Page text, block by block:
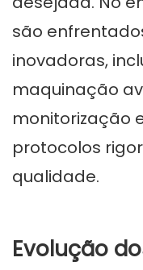
são
inovadoras,
maquinação
monitorização
protocolos
qualidade.
Evolução